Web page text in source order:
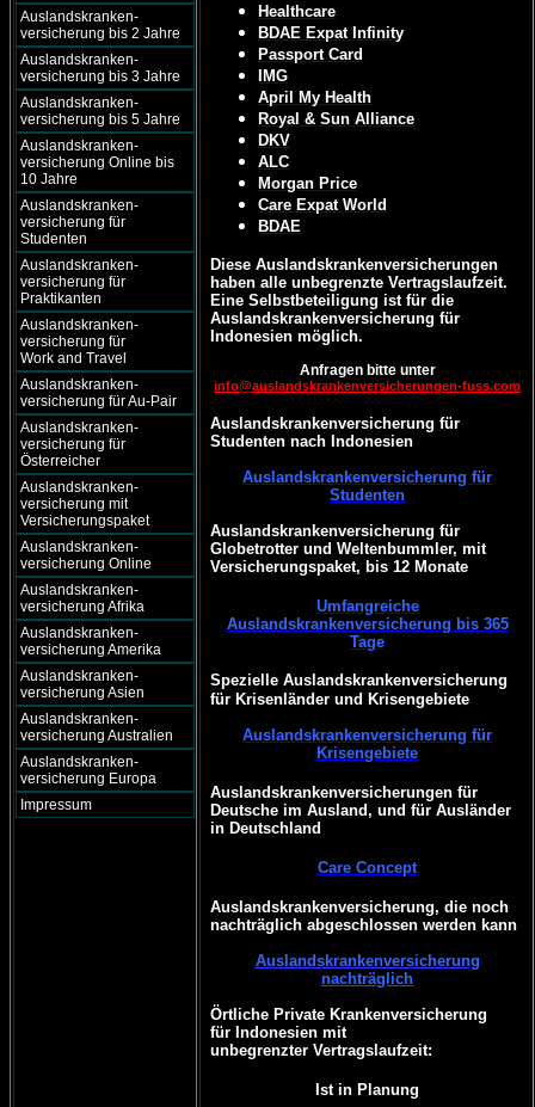
Auslandskranken-
versicherung bis 2 Jahre
Auslandskranken-
versicherung bis 3 Jahre
Auslandskranken-
versicherung bis 5 Jahre
Auslandskranken-
versicherung Online bis
10 Jahre
Auslandskranken-
versicherung für
Studenten
Auslandskranken-
versicherung für
Praktikanten
Auslandskranken-
versicherung für
Work and Travel
Auslandskranken-
versicherung für Au-Pair
Auslandskranken-
versicherung für
Österreicher
Auslandskranken-
versicherung mit
Versicherungspaket
Auslandskranken-
versicherung Online
Auslandskranken-
versicherung Afrika
Auslandskranken-
versicherung Amerika
Auslandskranken-
versicherung Asien
Auslandskranken-
versicherung Australien
Auslandskranken-
versicherung Europa
Impressum
Healthcare
BDAE Expat Infinity
Passport Card
IMG
April My Health
Royal & Sun Alliance
DKV
ALC
Morgan Price
Care Expat World
BDAE
Diese Auslandskrankenversicherungen
haben alle unbegrenzte Vertragslaufzeit.
Eine Selbstbeteiligung ist für die
Auslandskrankenversicherung für
Indonesien möglich.
Anfragen bitte unter
info@auslandskrankenversicherungen-fuss.com
Auslandskrankenversicherung für
Studenten nach Indonesien
Auslandskrankenversicherung für
Studenten
Auslandskrankenversicherung für
Globetrotter und Weltenbummler, mit
Versicherungspaket, bis 12 Monate
Umfangreiche
Auslandskrankenversicherung bis 365
Tage
Spezielle Auslandskrankenversicherung
für Krisenländer und Krisengebiete
Auslandskrankenversicherung für
Krisengebiete
Auslandskrankenversicherungen für
Deutsche im Ausland, und für Ausländer
in Deutschland
Care Concept
Auslandskrankenversicherung, die noch
nachträglich abgeschlossen werden kann
Auslandskrankenversicherung
nachträglich
Örtliche Private Krankenversicherung
für Indonesien mit
unbegrenzter Vertragslaufzeit:
Ist in Planung